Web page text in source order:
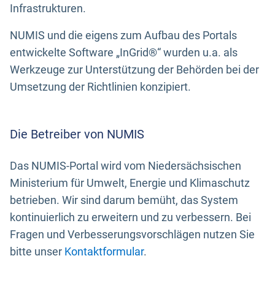
Infrastrukturen.
NUMIS und die eigens zum Aufbau des Portals
entwickelte Software „InGrid®“ wurden u.a. als
Werkzeuge zur Unterstützung der Behörden bei der
Umsetzung der Richtlinien konzipiert.
Die Betreiber von NUMIS
Das NUMIS-Portal wird vom Niedersächsischen
Ministerium für Umwelt, Energie und Klimaschutz
betrieben. Wir sind darum bemüht, das System
kontinuierlich zu erweitern und zu verbessern. Bei
Fragen und Verbesserungsvorschlägen nutzen Sie
bitte unser Kontaktformular.